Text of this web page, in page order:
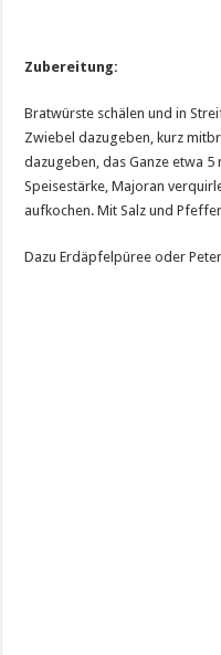
Zubereitung:
Bratwürste schälen und in
Zwiebel dazugeben, kurz
dazugeben, das Ganze etwa 5
Speisestärke, Majoran
aufkochen. Mit Salz und
Dazu Erdäpfelpüree oder